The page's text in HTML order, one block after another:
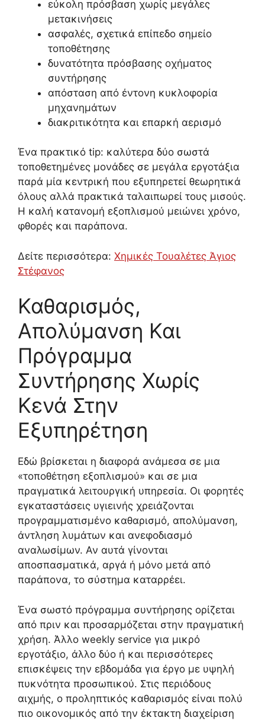
εύκολη πρόσβαση χωρίς μεγάλες
μετακινήσεις
ασφαλές, σχετικά επίπεδο σημείο
τοποθέτησης
δυνατότητα πρόσβασης οχήματος
συντήρησης
απόσταση από έντονη κυκλοφορία
μηχανημάτων
διακριτικότητα και επαρκή αερισμό
Ένα πρακτικό tip: καλύτερα δύο σωστά
τοποθετημένες μονάδες σε μεγάλα εργοτάξια
παρά μία κεντρική που εξυπηρετεί θεωρητικά
όλους αλλά πρακτικά ταλαιπωρεί τους μισούς.
Η καλή κατανομή εξοπλισμού μειώνει χρόνο,
φθορές και παράπονα.
Δείτε περισσότερα: Χημικές Τουαλέτες Άγιος
Στέφανος
Καθαρισμός,
Απολύμανση Και
Πρόγραμμα
Συντήρησης Χωρίς
Κενά Στην
Εξυπηρέτηση
Εδώ βρίσκεται η διαφορά ανάμεσα σε μια
«τοποθέτηση εξοπλισμού» και σε μια
πραγματικά λειτουργική υπηρεσία. Οι φορητές
εγκαταστάσεις υγιεινής χρειάζονται
προγραμματισμένο καθαρισμό, απολύμανση,
άντληση λυμάτων και ανεφοδιασμό
αναλωσίμων. Αν αυτά γίνονται
αποσπασματικά, αργά ή μόνο μετά από
παράπονα, το σύστημα καταρρέει.
Ένα σωστό πρόγραμμα συντήρησης ορίζεται
από πριν και προσαρμόζεται στην πραγματική
χρήση. Άλλο weekly service για μικρό
εργοτάξιο, άλλο δύο ή και περισσότερες
επισκέψεις την εβδομάδα για έργο με υψηλή
πυκνότητα προσωπικού. Στις περιόδους
αιχμής, ο προληπτικός καθαρισμός είναι πολύ
πιο οικονομικός από την έκτακτη διαχείριση